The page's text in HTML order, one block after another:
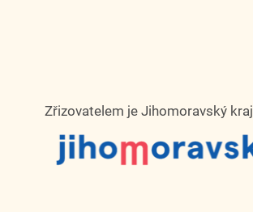
Zřizovatelem je Jihomoravský kraj